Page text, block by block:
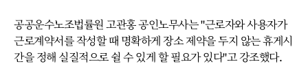
공공운수노조법률원 고관홍 공인노무사는 "근로자와 사용자가
근로계약서를 작성할 때 명확하게 장소 제약을 두지 않는 휴게시
간을 정해 실질적으로 쉴 수 있게 할 필요가 있다"고 강조했다.